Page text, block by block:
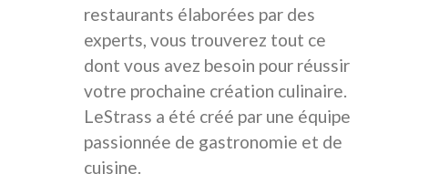
restaurants élaborées par des
experts, vous trouverez tout ce
dont vous avez besoin pour réussir
votre prochaine création culinaire.
LeStrass a été créé par une équipe
passionnée de gastronomie et de
cuisine.